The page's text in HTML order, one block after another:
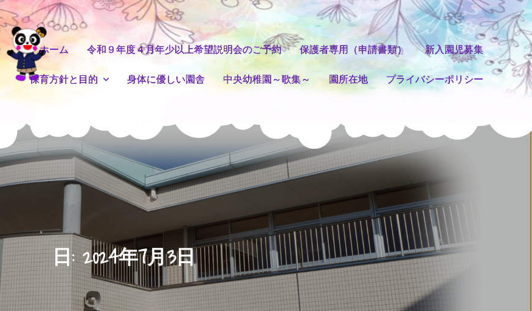
ホーム 令和９年度４月年少以上希望説明会のご予約 保護者専用（申請書類） 新入園児募集
保育方針と目的 身体に優しい園舎 中央幼稚園～歌集～ 園所在地 プライバシーポリシー
日:2024年7月3日